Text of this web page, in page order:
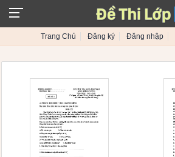
Trang Chủ Đăng ký Đăng nhập